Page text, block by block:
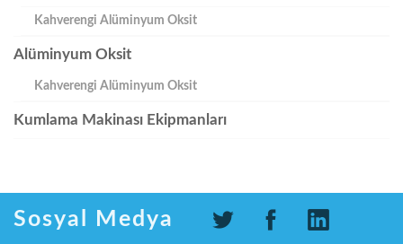
Kahverengi Alüminyum Oksit
Alüminyum Oksit
Kahverengi Alüminyum Oksit
Kumlama Makinası Ekipmanları
Sosyal Medya